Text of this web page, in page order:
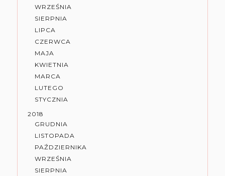
WRZEŚNIA
SIERPNIA
LIPCA
CZERWCA
MAJA
KWIETNIA
MARCA
LUTEGO
STYCZNIA
2018
GRUDNIA
LISTOPADA
PAŹDZIERNIKA
WRZEŚNIA
SIERPNIA